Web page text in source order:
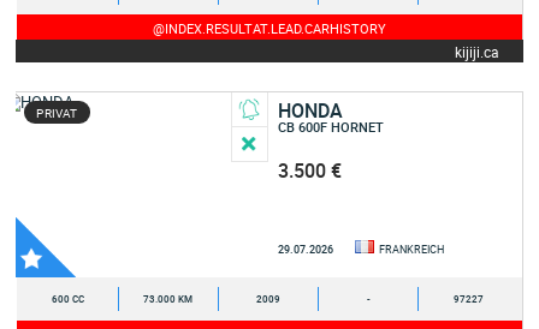
@INDEX.RESULTAT.LEAD.CARHISTORY
kijiji.ca
PRIVAT HONDA
CB 600F HORNET
3.500 €
29.07.2026 FRANKREICH
600 CC 73.000 KM 2009 - 97227